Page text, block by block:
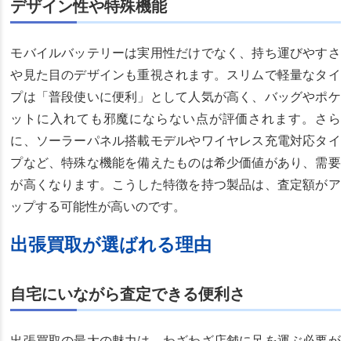
デザイン性や特殊機能
モバイルバッテリーは実用性だけでなく、持ち運びやすさ
や見た目のデザインも重視されます。スリムで軽量なタイ
プは「普段使いに便利」として人気が高く、バッグやポケ
ットに入れても邪魔にならない点が評価されます。さら
に、ソーラーパネル搭載モデルやワイヤレス充電対応タイ
プなど、特殊な機能を備えたものは希少価値があり、需要
が高くなります。こうした特徴を持つ製品は、査定額がア
ップする可能性が高いのです。
出張買取が選ばれる理由
自宅にいながら査定できる便利さ